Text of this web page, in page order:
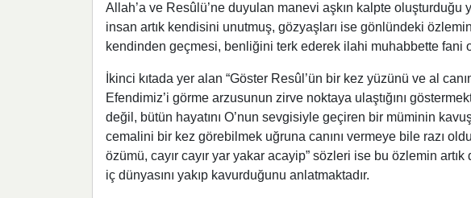
Allah’a ve Resûlü’ne duyulan manevi aşkın kalpte
insan artık kendisini unutmuş, gözyaşları ise gönlündeki
kendinden geçmesi, benliğini terk ederek ilahi muhabbette fani
İkinci kıtada yer alan “Göster Resûl’ün bir kez yüzünü ve al
Efendimiz’i görme arzusunun zirve noktaya ulaştığını
değil, bütün hayatını O’nun sevgisiyle geçiren bir müminin
cemalini bir kez görebilmek uğruna canını vermeye bile razı
özümü, cayır cayır yar yakar acayip” sözleri ise bu özlemin
iç dünyasını yakıp kavurduğunu anlatmaktadır.